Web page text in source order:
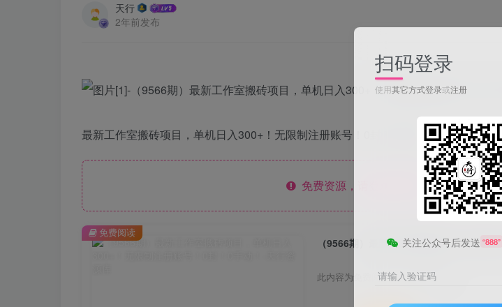
天行
2年前发布
最新工作室搬砖项目，单机日入300+！无限制注册账号！0封！0手动！
免费资源，请登录后查看
此内容为免费阅读，请登录后查看
免费阅读
扫码登录
使用其它方式登录或注册
关注公众号后发送 “888”
请输入验证码